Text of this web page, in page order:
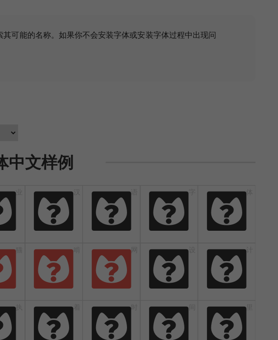
其可能的名称。如果你不会安装字体或安装字体过程中出现问
中文样例
业 汉
汉 语
语 字
字 体
体
猫 啃
啃 网
网 设
设 计
计
执 着
着 时
时 间
间 里
里